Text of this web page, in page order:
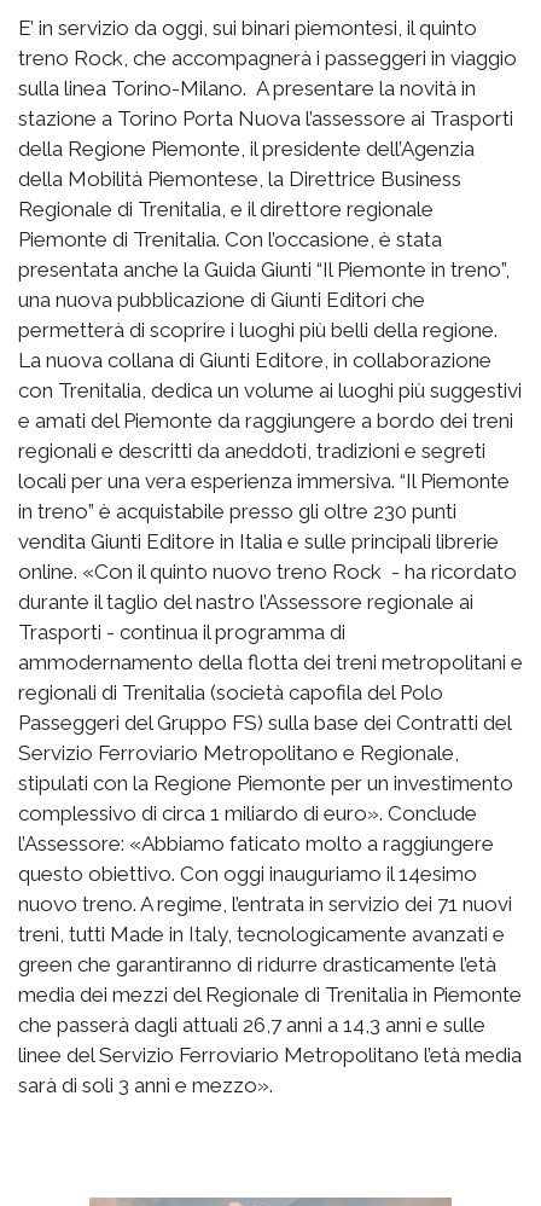
E’ in servizio da oggi, sui binari piemontesi, il quinto
treno Rock, che accompagnerà i passeggeri in viaggio
sulla linea Torino-Milano. A presentare la novità in
stazione a Torino Porta Nuova l’assessore ai Trasporti
della Regione Piemonte, il presidente dell’Agenzia
della Mobilità Piemontese, la Direttrice Business
Regionale di Trenitalia, e il direttore regionale
Piemonte di Trenitalia. Con l’occasione, è stata
presentata anche la Guida Giunti “Il Piemonte in treno”,
una nuova pubblicazione di Giunti Editori che
permetterà di scoprire i luoghi più belli della regione.
La nuova collana di Giunti Editore, in collaborazione
con Trenitalia, dedica un volume ai luoghi più suggestivi
e amati del Piemonte da raggiungere a bordo dei treni
regionali e descritti da aneddoti, tradizioni e segreti
locali per una vera esperienza immersiva. “Il Piemonte
in treno” è acquistabile presso gli oltre 230 punti
vendita Giunti Editore in Italia e sulle principali librerie
online. «Con il quinto nuovo treno Rock - ha ricordato
durante il taglio del nastro l’Assessore regionale ai
Trasporti - continua il programma di
ammodernamento della flotta dei treni metropolitani e
regionali di Trenitalia (società capofila del Polo
Passeggeri del Gruppo FS) sulla base dei Contratti del
Servizio Ferroviario Metropolitano e Regionale,
stipulati con la Regione Piemonte per un investimento
complessivo di circa 1 miliardo di euro». Conclude
l’Assessore: «Abbiamo faticato molto a raggiungere
questo obiettivo. Con oggi inauguriamo il 14esimo
nuovo treno. A regime, l’entrata in servizio dei 71 nuovi
treni, tutti Made in Italy, tecnologicamente avanzati e
green che garantiranno di ridurre drasticamente l’età
media dei mezzi del Regionale di Trenitalia in Piemonte
che passerà dagli attuali 26,7 anni a 14,3 anni e sulle
linee del Servizio Ferroviario Metropolitano l’età media
sarà di soli 3 anni e mezzo».